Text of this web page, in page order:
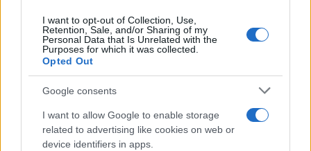
I want to opt-out of Collection, Use,
Retention, Sale, and/or Sharing of my
Personal Data that Is Unrelated with the
Purposes for which it was collected.
Opted Out
Google consents
I want to allow Google to enable storage
related to advertising like cookies on web or
device identifiers in apps.
El Brent cae un 8.3% y arrastra a las materias primas
Lucía Herrera · 7 Ago 2026